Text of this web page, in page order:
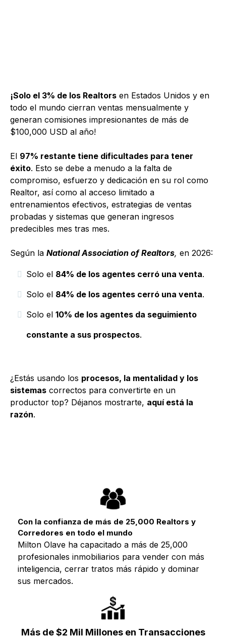
¡Solo el 3% de los Realtors en Estados Unidos y en
todo el mundo cierran ventas mensualmente y
generan comisiones impresionantes de más de
$100,000 USD al año!
El 97% restante tiene dificultades para tener
éxito. Esto se debe a menudo a la falta de
compromiso, esfuerzo y dedicación en su rol como
Realtor, así como al acceso limitado a
entrenamientos efectivos, estrategias de ventas
probadas y sistemas que generan ingresos
predecibles mes tras mes.
Según la National Association of Realtors, en 2026:
Solo el 84% de los agentes cerró una venta.
Solo el 84% de los agentes cerró una venta.
Solo el 10% de los agentes da seguimiento
constante a sus prospectos.
¿Estás usando los procesos, la mentalidad y los
sistemas correctos para convertirte en un
productor top? Déjanos mostrarte, aquí está la
razón.
Con la confianza de más de 25,000 Realtors y
Corredores en todo el mundo
Milton Olave ha capacitado a más de 25,000
profesionales inmobiliarios para vender con más
inteligencia, cerrar tratos más rápido y dominar
sus mercados.
Más de $2 Mil Millones en Transacciones